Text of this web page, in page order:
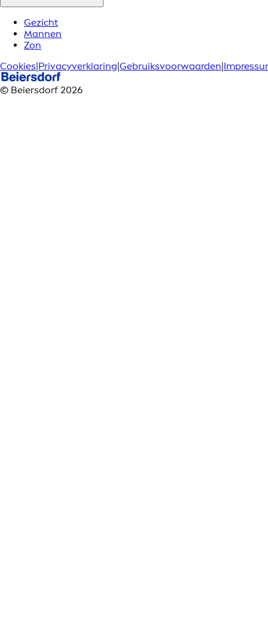
Gezicht
Mannen
Zon
Cookies|Privacyverklaring|Gebruiksvoorwaarden|
© Beiersdorf 2026